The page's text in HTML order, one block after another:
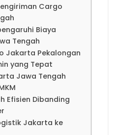
Cargo
Biaya
Tengah
Jakarta Pekalongan
yang Tepat
Jawa Tengah
Efisien Dibanding
Jakarta ke